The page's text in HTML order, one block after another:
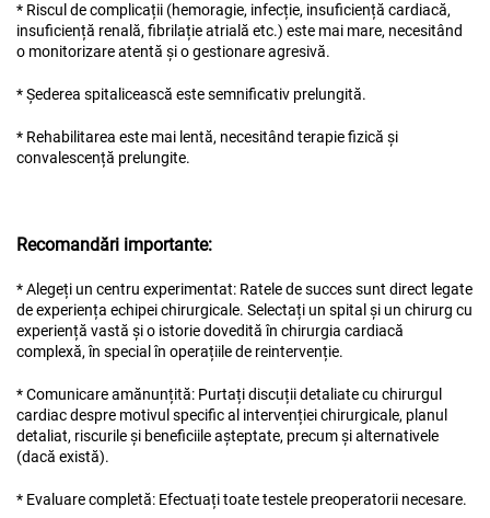
* Riscul de complicații (hemoragie, infecție, insuficiență cardiacă,
insuficiență renală, fibrilație atrială etc.) este mai mare, necesitând
o monitorizare atentă și o gestionare agresivă.
* Șederea spitalicească este semnificativ prelungită.
* Rehabilitarea este mai lentă, necesitând terapie fizică și
convalescență prelungite.
Recomandări importante:
* Alegeți un centru experimentat: Ratele de succes sunt direct legate
de experiența echipei chirurgicale. Selectați un spital și un chirurg cu
experiență vastă și o istorie dovedită în chirurgia cardiacă
complexă, în special în operațiile de reintervenție.
* Comunicare amănunțită: Purtați discuții detaliate cu chirurgul
cardiac despre motivul specific al intervenției chirurgicale, planul
detaliat, riscurile și beneficiile așteptate, precum și alternativele
(dacă există).
* Evaluare completă: Efectuați toate testele preoperatorii necesare.